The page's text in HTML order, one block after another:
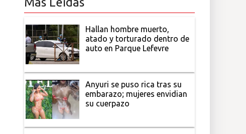
Hallan hombre muerto,
atado y torturado dentro de
auto en Parque Lefevre
Anyuri se puso rica tras su
embarazo; mujeres envidian
su cuerpazo